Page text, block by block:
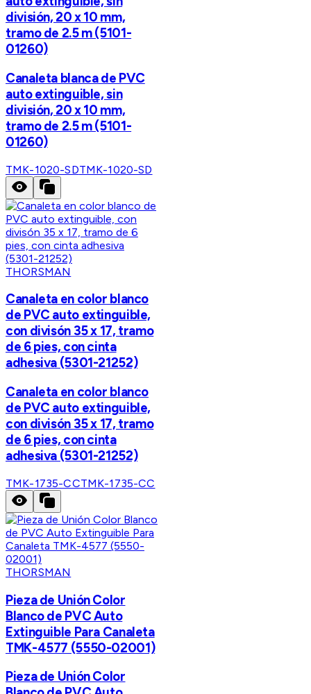
división, 20 x 10 mm,
tramo de 2.5 m (5101-
01260)
Canaleta blanca de PVC
auto extinguible, sin
división, 20 x 10 mm,
tramo de 2.5 m (5101-
01260)
TMK-1020-SDTMK-1020-SD
THORSMAN
Canaleta en color blanco
de PVC auto extinguible,
con divisón 35 x 17, tramo
de 6 pies, con cinta
adhesiva (5301-21252)
Canaleta en color blanco
de PVC auto extinguible,
con divisón 35 x 17, tramo
de 6 pies, con cinta
adhesiva (5301-21252)
TMK-1735-CCTMK-1735-CC
THORSMAN
Pieza de Unión Color
Blanco de PVC Auto
Extinguible Para Canaleta
TMK-4577 (5550-02001)
Pieza de Unión Color